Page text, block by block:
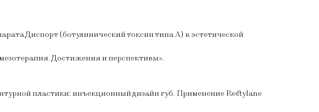
Диспорт (ботулинический токсин типа А) в эстетической
Достижения и перспективы».
пластики: инъекционный дизайн губ. Применение Restylane